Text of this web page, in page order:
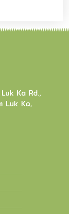
Ka Rd.,
Luk Ka,